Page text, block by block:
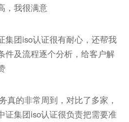
，我很满意
集团iso认证很有耐心，还帮我
件及流程逐个分析，给客户解
真的非常周到，对比了多家，
证集团iso认证很负责把需要准